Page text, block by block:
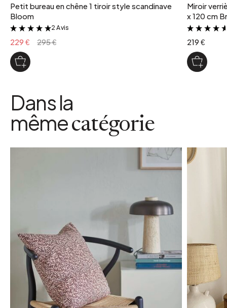
Petit bureau en chêne 1 tiroir style scandinave
Bloom
&
2 Avis
229 € 295 €
Miroir
x 120 cm
219 €
Dans la
mêmecatégorie